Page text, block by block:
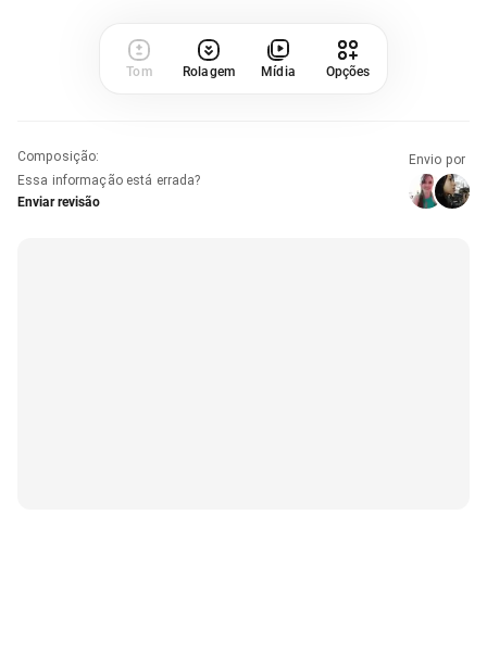
Tom Rolagem Mídia Opções
Composição:
Essa informação está errada?
Enviar revisão
Envio por